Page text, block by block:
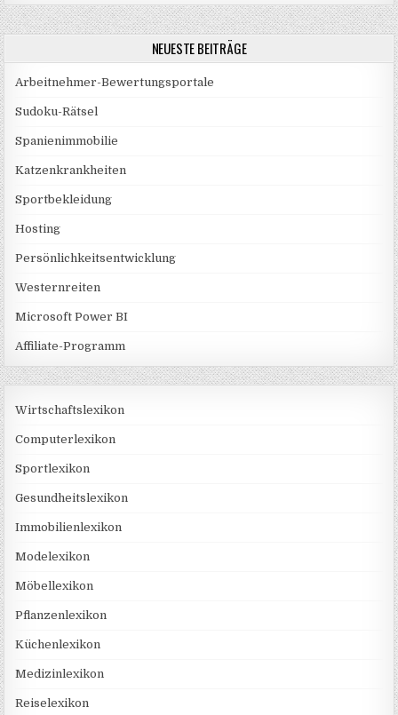
NEUESTE BEITRÄGE
Arbeitnehmer-Bewertungsportale
Sudoku-Rätsel
Spanienimmobilie
Katzenkrankheiten
Sportbekleidung
Hosting
Persönlichkeitsentwicklung
Westernreiten
Microsoft Power BI
Affiliate-Programm
Wirtschaftslexikon
Computerlexikon
Sportlexikon
Gesundheitslexikon
Immobilienlexikon
Modelexikon
Möbellexikon
Pflanzenlexikon
Küchenlexikon
Medizinlexikon
Reiselexikon